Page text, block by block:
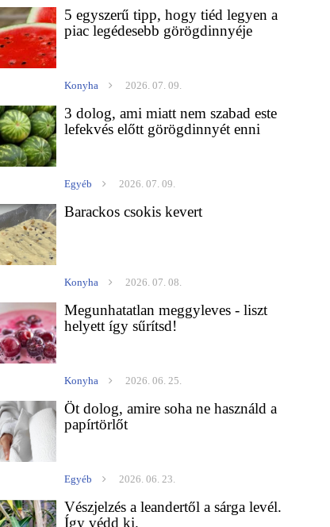
5 egyszerű tipp, hogy tiéd legyen a
piac legédesebb görögdinnyéje
Konyha 2026. 07. 09.
3 dolog, ami miatt nem szabad este
lefekvés előtt görögdinnyét enni
Egyéb 2026. 07. 09.
Barackos csokis kevert
Konyha 2026. 07. 08.
Megunhatatlan meggyleves - liszt
helyett így sűrítsd!
Konyha 2026. 06. 25.
Öt dolog, amire soha ne használd a
papírtörlőt
Egyéb 2026. 06. 23.
Vészjelzés a leandertől a sárga levél.
Így védd ki.